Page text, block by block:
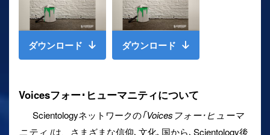
ダウンロード ダウンロード
Voicesフォー･ヒューマニティについて
Scientologyネットワークの｢Voicesフォー･ヒューマ
ニティ｣は、さまざまな信仰､文化､国から､Scientology後